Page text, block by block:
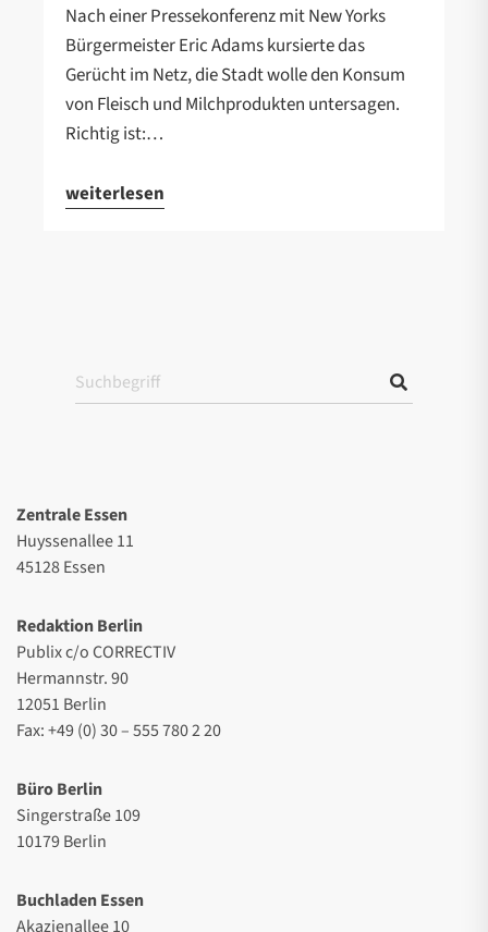
Nach einer Pressekonferenz mit New Yorks
Bürgermeister Eric Adams kursierte das
Gerücht im Netz, die Stadt wolle den Konsum
von Fleisch und Milchprodukten untersagen.
Richtig ist:…
weiterlesen
Zentrale Essen
Huyssenallee 11
45128 Essen
Redaktion Berlin
Publix c/o CORRECTIV
Hermannstr. 90
12051 Berlin
Fax: +49 (0) 30 – 555 780 2 20
Büro Berlin
Singerstraße 109
10179 Berlin
Buchladen Essen
Akazienallee 10